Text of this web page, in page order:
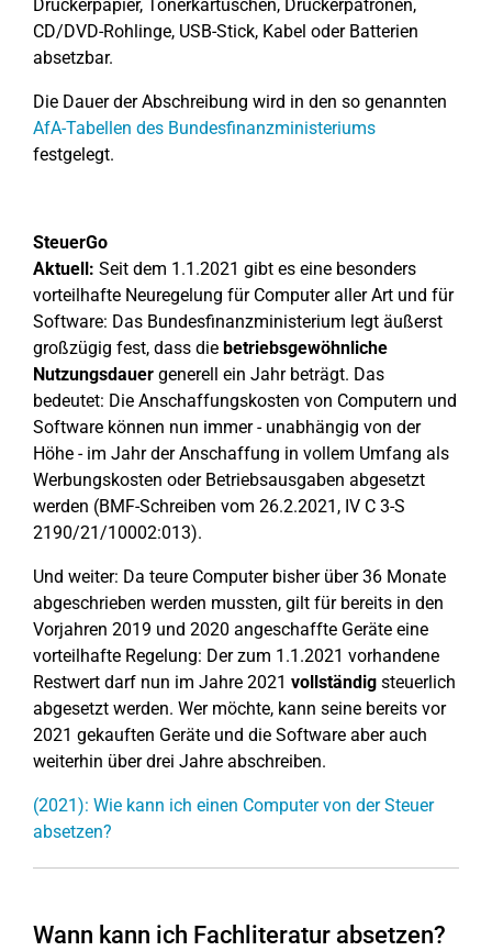
Druckerpapier, Tonerkartuschen, Druckerpatronen,
CD/DVD-Rohlinge, USB-Stick, Kabel oder Batterien
absetzbar.
Die Dauer der Abschreibung wird in den so genannten
AfA-Tabellen des Bundesfinanzministeriums
festgelegt.
SteuerGo
Aktuell: Seit dem 1.1.2021 gibt es eine besonders
vorteilhafte Neuregelung für Computer aller Art und für
Software: Das Bundesfinanzministerium legt äußerst
großzügig fest, dass die betriebsgewöhnliche
Nutzungsdauer generell ein Jahr beträgt. Das
bedeutet: Die Anschaffungskosten von Computern und
Software können nun immer - unabhängig von der
Höhe - im Jahr der Anschaffung in vollem Umfang als
Werbungskosten oder Betriebsausgaben abgesetzt
werden (BMF-Schreiben vom 26.2.2021, IV C 3-S
2190/21/10002:013).
Und weiter: Da teure Computer bisher über 36 Monate
abgeschrieben werden mussten, gilt für bereits in den
Vorjahren 2019 und 2020 angeschaffte Geräte eine
vorteilhafte Regelung: Der zum 1.1.2021 vorhandene
Restwert darf nun im Jahre 2021 vollständig steuerlich
abgesetzt werden. Wer möchte, kann seine bereits vor
2021 gekauften Geräte und die Software aber auch
weiterhin über drei Jahre abschreiben.
(2021): Wie kann ich einen Computer von der Steuer
absetzen?
Wann kann ich Fachliteratur absetzen?